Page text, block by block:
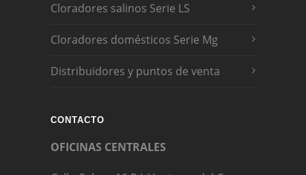
Cloradores salinos Serie LS
Cloradores domésticos Serie Mg
Distribuidores y puntos de venta
CONTACTO
OFICINAS CENTRALES